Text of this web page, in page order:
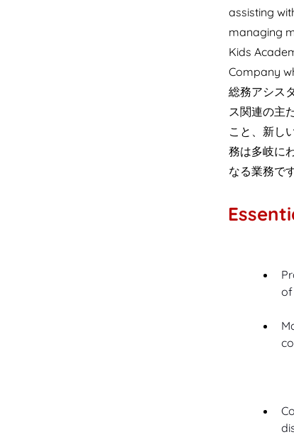
assisting
managing
Kids
Company
総務アシス
ス関連の主
こと、新し
務は多岐に
なる業務です
of